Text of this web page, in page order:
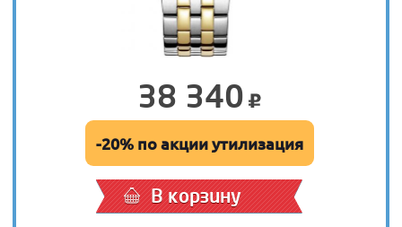
38 340
-20% по акции утилизация
В корзину